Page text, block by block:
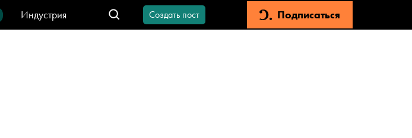
Индустрия
Создать пост Подписаться